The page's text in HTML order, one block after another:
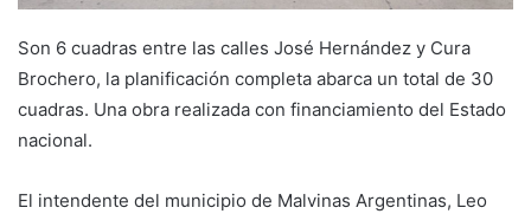
Son 6 cuadras entre las calles José Hernández y Cura
Brochero, la planificación completa abarca un total de 30
cuadras. Una obra realizada con financiamiento del Estado
nacional.
El intendente del municipio de Malvinas Argentinas, Leo